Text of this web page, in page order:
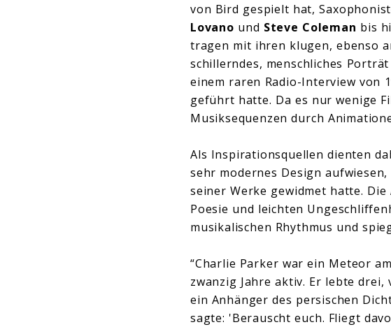
von Bird gespielt hat,
Lovano und Steve Coleman bis
tragen mit ihren klugen, ebenso
schillerndes, menschliches
einem raren Radio-Interview von
geführt hatte. Da es nur wenige
Musiksequenzen durch
Als Inspirationsquellen dienten
sehr modernes Design
seiner Werke gewidmet hatte.
Poesie und leichten
musikalischen Rhythmus und
“Charlie Parker war ein Meteor
zwanzig Jahre aktiv. Er lebte
ein Anhänger des persischen
sagte: 'Berauscht euch. Fliegt